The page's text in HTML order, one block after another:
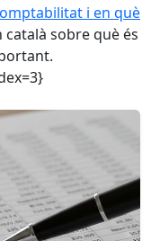
i en què
sobre què és